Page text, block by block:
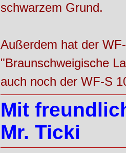
schwarzem Grund.
Außerdem hat der
"Braunschweigische
auch noch der WF-S
Mit
Mr. Ticki